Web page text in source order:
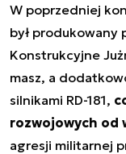
W poprzedniej
był produkowany
Konstrukcyjne
masz, a
silnikami RD-181,
rozwojowych od
agresji militarnej